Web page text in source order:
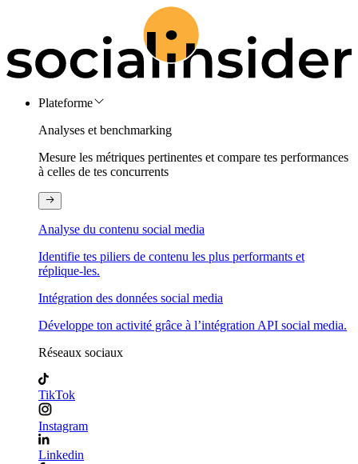
Plateforme
Analyses et benchmarking
Mesure les métriques pertinentes et compare tes performances
à celles de tes concurrents
Analyse du contenu social media
Identifie tes piliers de contenu les plus performants et
réplique-les.
Intégration des données social media
Développe ton activité grâce à l’intégration API social media.
Réseaux sociaux
TikTok
Instagram
Linkedin